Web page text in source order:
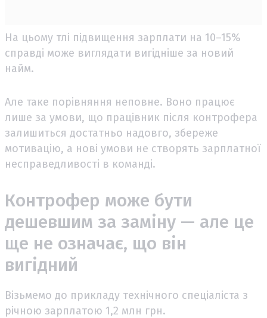
На цьому тлі підвищення зарплати на 10–15%
справді може виглядати вигідніше за новий
найм.
Але таке порівняння неповне. Воно працює
лише за умови, що працівник після контрофера
залишиться достатньо надовго, збереже
мотивацію, а нові умови не створять зарплатної
несправедливості в команді.
Контрофер може бути
дешевшим за заміну — але це
ще не означає, що він
вигідний
Візьмемо до прикладу технічного спеціаліста з
річною зарплатою 1,2 млн грн.